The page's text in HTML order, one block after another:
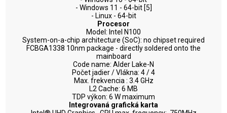
- Windows 11 - 64-bit [5]
- Linux - 64-bit
Procesor
Model: Intel N100
System-on-a-chip architecture (SoC): no chipset required
FCBGA1338 10nm package - directly soldered onto the
mainboard
Code name: Alder Lake-N
Počet jadier / Vlákna: 4 / 4
Max. frekvencia : 3.4 GHz
L2 Cache: 6 MB
TDP výkon: 6 W maximum
Integrovaná grafická karta